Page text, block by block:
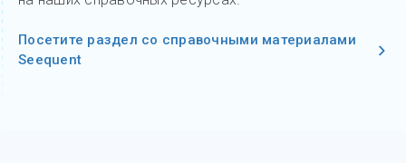
Посетите раздел со справочными материалами
Seequent